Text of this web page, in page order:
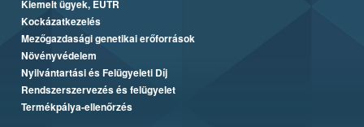
Kiemelt ügyek, EUTR
Kockázatkezelés
Mezőgazdasági genetikai erőforrások
Növényvédelem
Nyilvántartási és Felügyeleti Díj
Rendszerszervezés és felügyelet
Termékpálya-ellenőrzés